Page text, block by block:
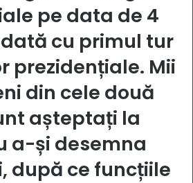
pe data de 4
cu primul tur
prezidențiale. Mii
din cele două
așteptați la
a-și desemna
după ce funcțiile